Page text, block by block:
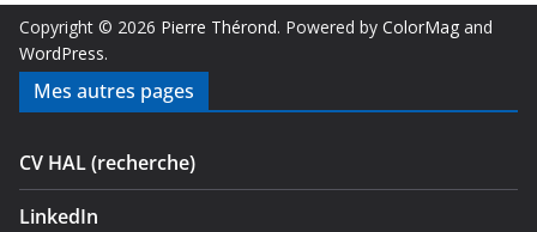
Copyright © 2026 Pierre Thérond. Powered by ColorMag and
WordPress.
Mes autres pages
CV HAL (recherche)
LinkedIn